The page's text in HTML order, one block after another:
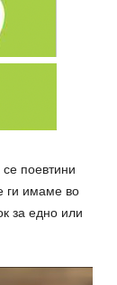
поевтини
ги имаме во
за едно или